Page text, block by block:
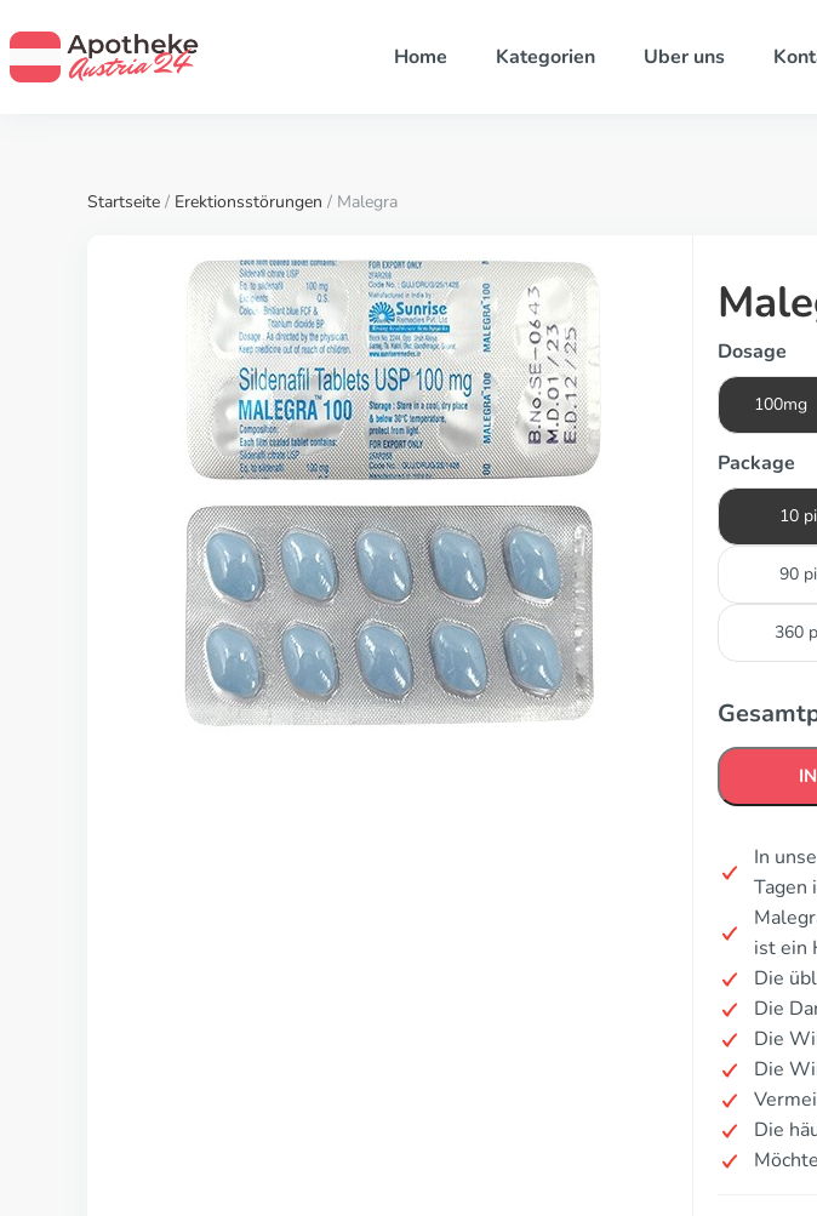
Home Kategorien Uber uns
Startseite / Erektionsstörungen / Malegra
Dosage
100mg
Package
10
90
360
In
Tagen
ist ein
Die
Die
Die
Die
Die